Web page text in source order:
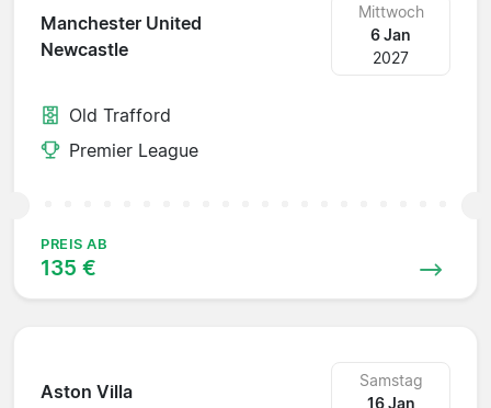
Manchester United
Newcastle
Mittwoch
6 Jan
2027
Old Trafford
Premier League
PREIS AB
135 €
Aston Villa
Samstag
16 Jan